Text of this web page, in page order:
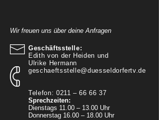
Wir freuen uns über deine Anfragen
Geschäftsstelle:
Edith von der Heiden und
Ulrike Hermann
geschaeftsstelle@duesseldorfertv.de
Telefon: 0211 – 66 66 37
Sprechzeiten:
Dienstags 11.00 – 13.00 Uhr
Donnerstag 16.00 – 18.00 Uhr